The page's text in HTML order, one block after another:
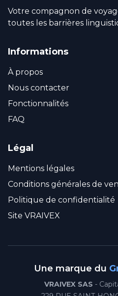
Votre compagnon de
toutes les barrières
Informations
À propos
Nous contacter
Fonctionnalités
FAQ
Légal
Mentions légales
Conditions générales de
Politique de confidentialité
Site VRAIVEX
Une marque du
VRAIVEX SAS -